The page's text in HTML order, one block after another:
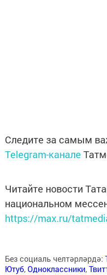
Следите за самым
Telegram-канале
Читайте новости
национальном
https://max.ru/
Без социаль челтәрләрдә:
Ютуб,Одноклассники,